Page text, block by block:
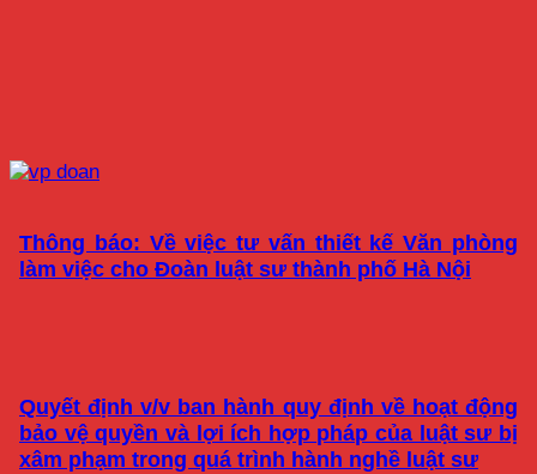
Thông báo: Về việc tư vấn thiết kế Văn phòng
làm việc cho Đoàn luật sư thành phố Hà Nội
Quyết định v/v ban hành quy định về hoạt động
bảo vệ quyền và lợi ích hợp pháp của luật sư bị
xâm phạm trong quá trình hành nghề luật sư